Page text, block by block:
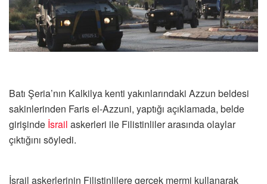
Batı Şeria’nın Kalkilya kenti yakınlarındaki Azzun beldesi
sakinlerinden Faris el-Azzuni, yaptığı açıklamada, belde
girişinde İsrail askerleri ile Filistinliler arasında olaylar
çıktığını söyledi.
İsrail askerlerinin Filistinlilere gerçek mermi kullanarak